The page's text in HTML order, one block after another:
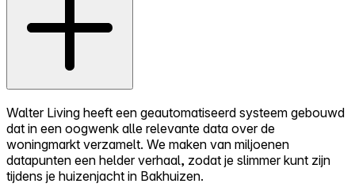
Walter Living heeft een geautomatiseerd systeem gebouwd
dat in een oogwenk alle relevante data over de
woningmarkt verzamelt. We maken van miljoenen
datapunten een helder verhaal, zodat je slimmer kunt zijn
tijdens je huizenjacht in Bakhuizen.